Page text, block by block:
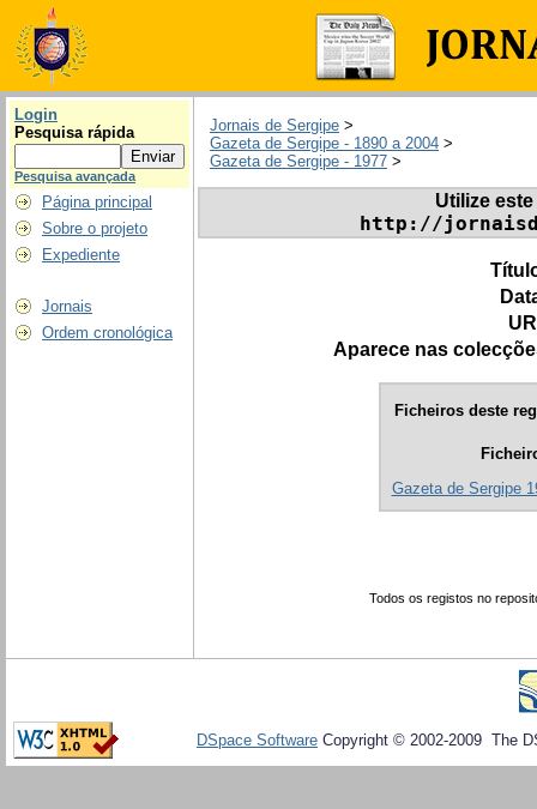
Login
Pesquisa rápida
Pesquisa avançada
Página principal
Sobre o projeto
Expediente
Jornais
Ordem cronológica
Jornais de Sergipe >
Gazeta de Sergipe - 1890 a 2004 >
Gazeta de Sergipe - 1977 >
Utilize
http://
Aparece nas
Ficheiros deste
Gazeta de Sergipe
Todos os registos no
DSpace Software Copyright © 2002-2009 The